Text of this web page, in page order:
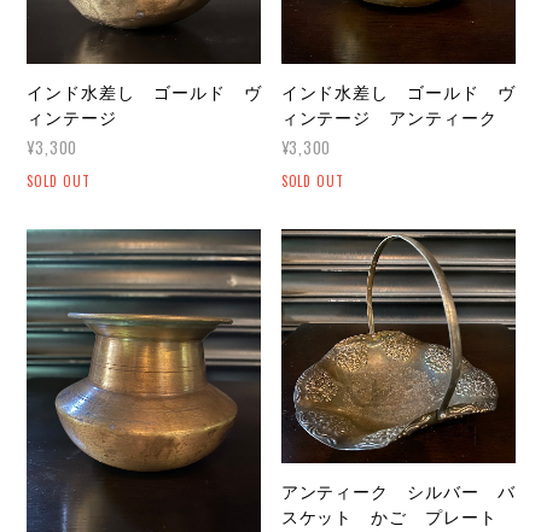
インド水差し ゴールド ヴ
ィンテージ
¥3,300
SOLD OUT
インド水差し ゴールド ヴ
ィンテージ アンティーク
¥3,300
SOLD OUT
アンティーク シルバー バ
スケット かご プレート